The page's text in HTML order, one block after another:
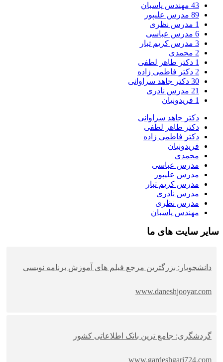
43 مهندس پاسبان
89 مدرس علیپور
1 مدرس نظری
6 مدرس عباسی
3 مدرس کریم تبار
2 محمدی
1 دکتر طاهر لطفی
2 دکتر فاطمی زاده
30 دکتر جاهد سراوانی
21 مدرس نادری
1 فریدونیان
دکتر جاهد سراوانی
دکتر طاهر لطفی
دکتر فاطمی زاده
فریدونیان
محمدی
مدرس عباسی
مدرس علیپور
مدرس کریم تبار
مدرس نادری
مدرس نظری
مهندس پاسبان
سایر سایت های ما
دانشجویار: بزرگترین مرجع فیلم های آموزش برنامه نویسی
www.daneshjooyar.com
گردشگری: جامع ترین بانک اطلاعاتی کشور
www.gardeshgari724.com